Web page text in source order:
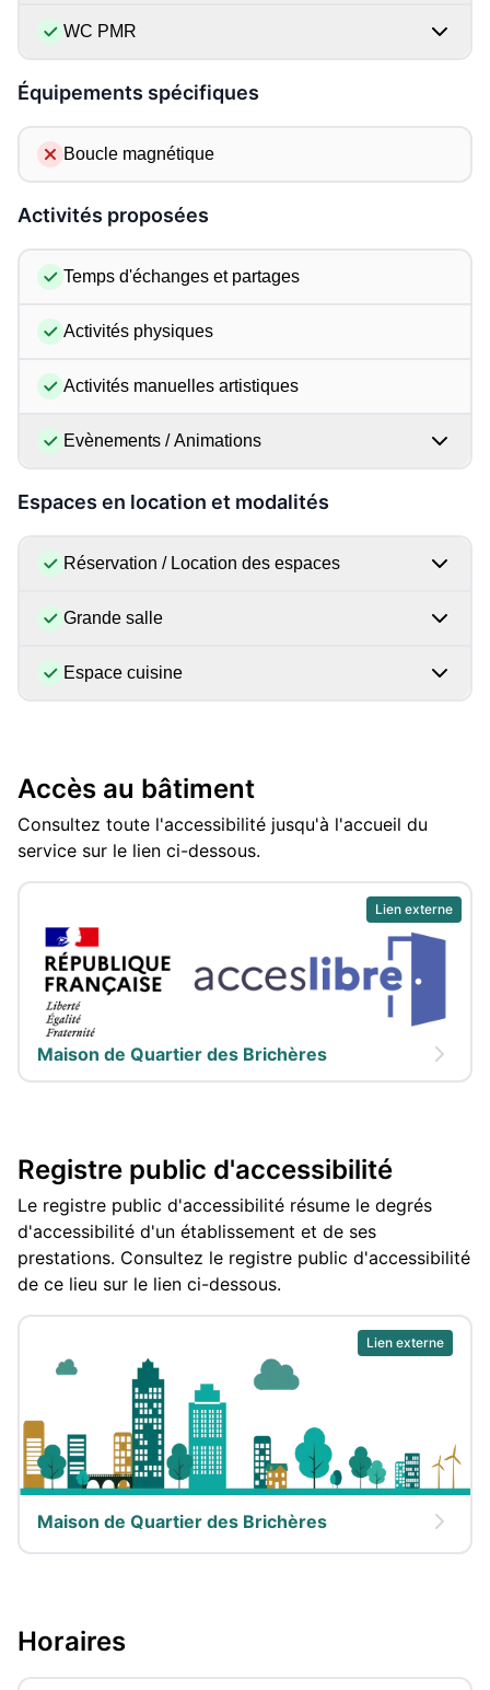
WC PMR
Équipements spécifiques
Boucle magnétique
Activités proposées
Temps d'échanges et partages
Activités physiques
Activités manuelles artistiques
Evènements / Animations
Espaces en location et modalités
Réservation / Location des espaces
Grande salle
Espace cuisine
Accès au bâtiment
Consultez toute l'accessibilité jusqu'à l'accueil du
service sur le lien ci-dessous.
Lien externe
Maison de Quartier des Brichères
Registre public d'accessibilité
Le registre public d'accessibilité résume le degrés
d'accessibilité d'un établissement et de ses
prestations. Consultez le registre public d'accessibilité
de ce lieu sur le lien ci-dessous.
Lien externe
Maison de Quartier des Brichères
Horaires